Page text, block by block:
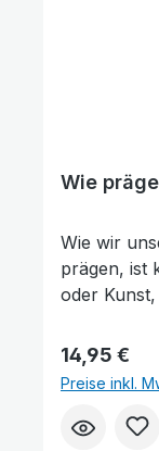
Wie
Wie wir
prägen, ist
oder
eins: ein
–nicht an
oder
Regulärer
14,95 €
Preise inkl.